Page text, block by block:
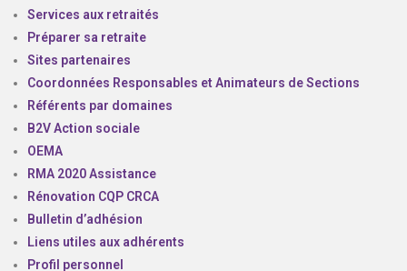
Services aux retraités
Préparer sa retraite
Sites partenaires
Coordonnées Responsables et Animateurs de Sections
Référents par domaines
B2V Action sociale
OEMA
RMA 2020 Assistance
Rénovation CQP CRCA
Bulletin d’adhésion
Liens utiles aux adhérents
Profil personnel